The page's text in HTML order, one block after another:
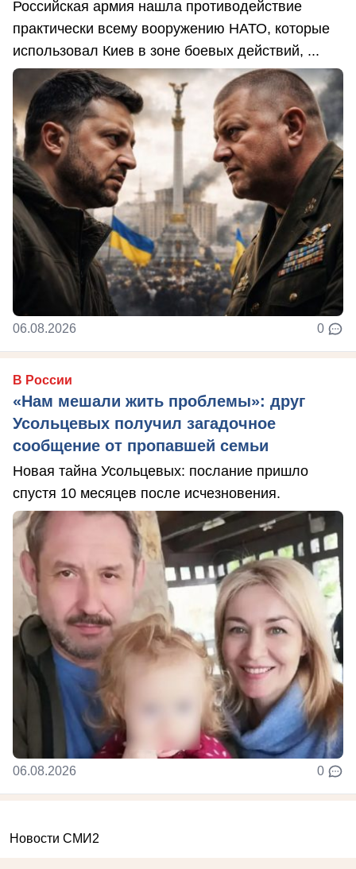
Российская армия нашла противодействие
практически всему вооружению НАТО, которые
использовал Киев в зоне боевых действий, ...
06.08.2026 0
В России
«Нам мешали жить проблемы»: друг
Усольцевых получил загадочное
сообщение от пропавшей семьи
Новая тайна Усольцевых: послание пришло
спустя 10 месяцев после исчезновения.
06.08.2026 0
Новости СМИ2